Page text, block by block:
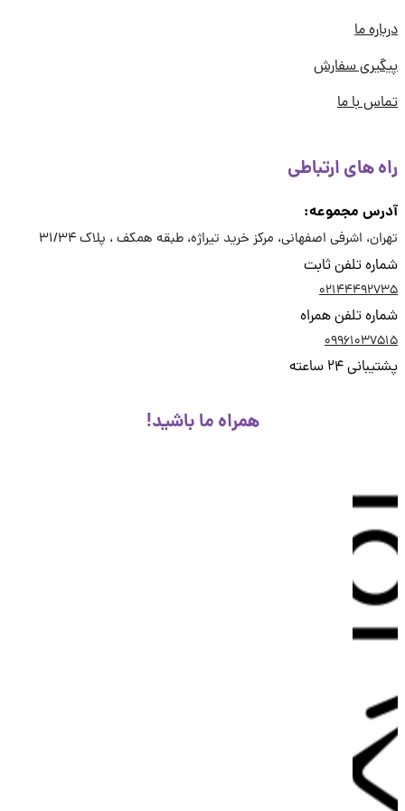
ما
سفارش
با ما
های ارتباطی
مجموعه:
اشرفی اصفهانی، مرکز خرید تیراژه، طبقه همکف ، پلاک 31/34
تلفن ثابت
تلفن همراه
24 ساعته
همراه ما باشید!